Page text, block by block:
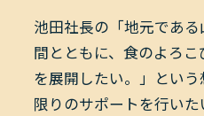
池田社長の「地元であ
間とともに、食のよろ
を展開したい。」とい
限りのサポートを行い